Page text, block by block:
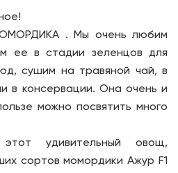
. Мы очень любим
ее в стадии зеленцов для
сушим на травяной чай, в
в консервации. Она очень и
можно посвятить много
удивительный овощ,
сортов момордики Ажур F1